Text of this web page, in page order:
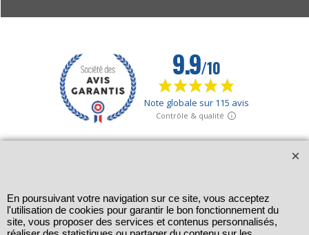
En poursuivant votre navigation sur ce site, vous acceptez
l'utilisation de cookies pour garantir le bon fonctionnement du
site, vous proposer des services et contenus personnalisés,